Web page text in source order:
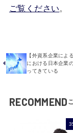
ご覧ください。
【外資系企業によ
における日本企業
ってきている
RECOMMEND